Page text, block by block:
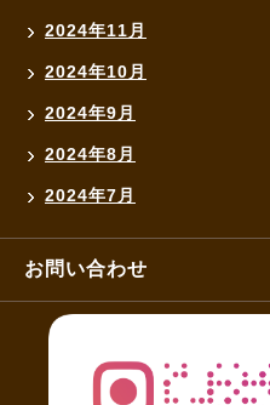
2024年11月
2024年10月
2024年9月
2024年8月
2024年7月
お問い合わせ